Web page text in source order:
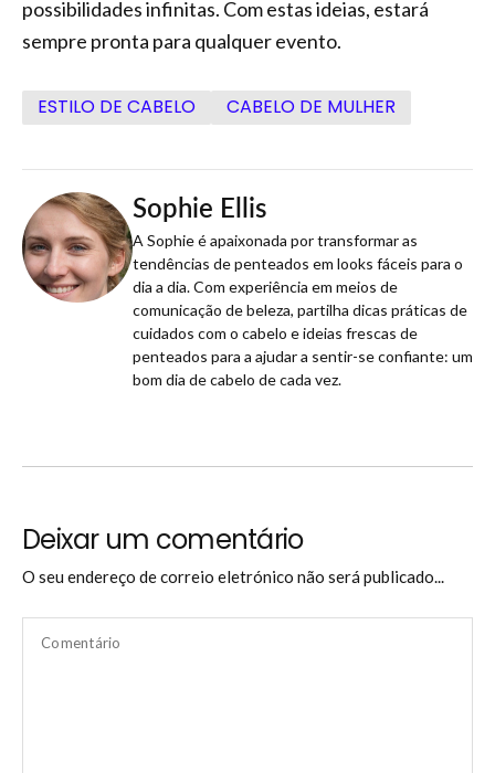
possibilidades infinitas. Com estas ideias, estará
sempre pronta para qualquer evento.
ESTILO DE CABELO CABELO DE MULHER
Sophie Ellis
A Sophie é apaixonada por transformar as
tendências de penteados em looks fáceis para o
dia a dia. Com experiência em meios de
comunicação de beleza, partilha dicas práticas de
cuidados com o cabelo e ideias frescas de
penteados para a ajudar a sentir-se confiante: um
bom dia de cabelo de cada vez.
Deixar um comentário
O seu endereço de correio eletrónico não será publicado...
Comentário